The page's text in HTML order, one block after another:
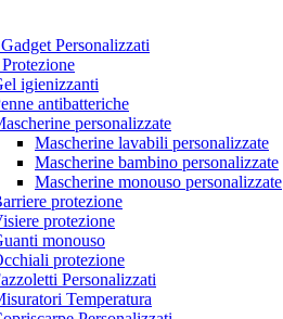
Personalizzati
igienizzanti
antibatteriche
personalizzate
Mascherine lavabili personalizzate
Mascherine bambino personalizzate
Mascherine monouso personalizzate
protezione
protezione
monouso
protezione
Personalizzati
Temperatura